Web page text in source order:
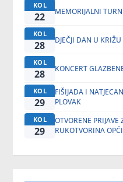
KOL
22 MEMORIJALNI
KOL
28 DJEČJI DAN U KRIŽU
KOL
28 KONCERT
KOL
29
FIŠIJADA I
PLOVAK
KOL
29
OTVORENE
RUKOTVORINA